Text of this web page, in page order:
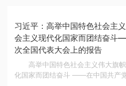
习近平：高举中国特色社会主
会主义现代化国家而团结奋斗
次全国代表大会上的报告
高举中国特色社会主义伟大旗
化国家而团结奋斗 ——在中国共产